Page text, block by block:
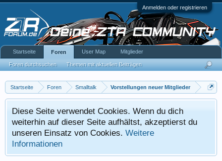
Anmelden oder registrieren
Startseite Foren Smalltalk Vorstellungen neuer Mitglieder
Diese Seite verwendet Cookies. Wenn du dich
weiterhin auf dieser Seite aufhältst, akzeptierst du
unseren Einsatz von Cookies. Weitere
Informationen
Startseite Foren
Foren durchsuchen Themen mit aktuellen Beiträgen
User Map Mitglieder